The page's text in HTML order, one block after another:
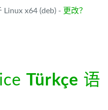
Linux x64 (deb) - 更改？
Türkçe 语